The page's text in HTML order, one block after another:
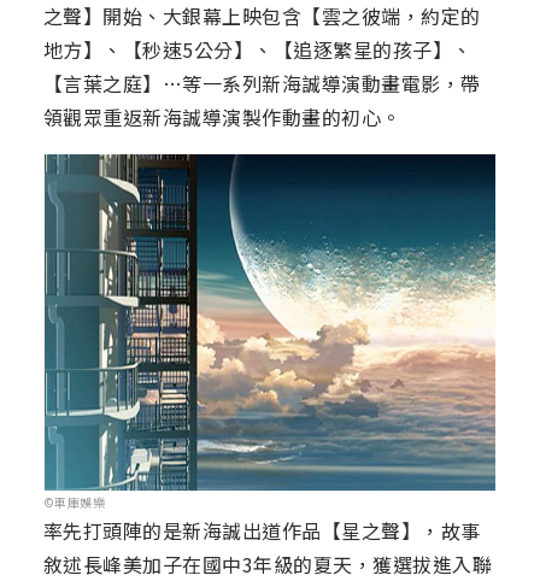
之聲】開始、大銀幕上映包含【雲之彼端，約定的
地方】、【秒速5公分】、【追逐繁星的孩子】、
【言葉之庭】…等一系列新海誠導演動畫電影，帶
領觀眾重返新海誠導演製作動畫的初心。
©車庫娛樂
率先打頭陣的是新海誠出道作品【星之聲】，故事
敘述長峰美加子在國中3年級的夏天，獲選拔進入聯